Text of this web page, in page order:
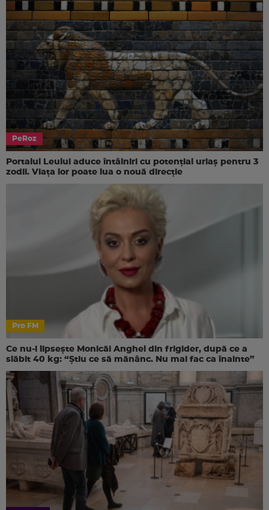
PeRoz
Portalul Leului aduce întâlniri cu potențial uriaș pentru 3
zodii. Viața lor poate lua o nouă direcție
Pro FM
Ce nu-i lipsește Monicăi Anghel din frigider, după ce a
slăbit 40 kg: “Știu ce să mănânc. Nu mai fac ca înainte”